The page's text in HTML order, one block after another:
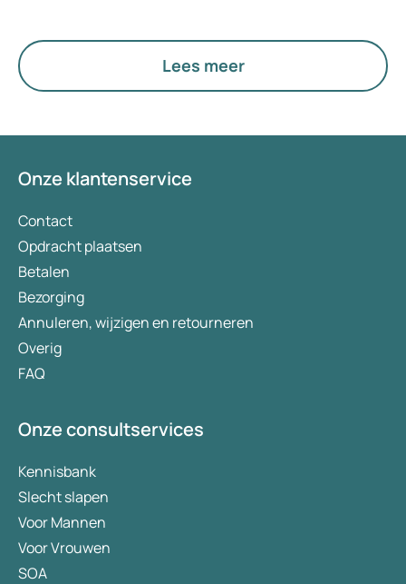
Lees meer
Onze klantenservice
Contact
Opdracht plaatsen
Betalen
Bezorging
Annuleren, wijzigen en retourneren
Overig
FAQ
Onze consultservices
Kennisbank
Slecht slapen
Voor Mannen
Voor Vrouwen
SOA